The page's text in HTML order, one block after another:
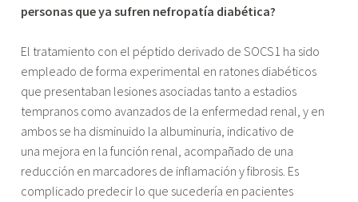
personas que ya sufren nefropatía diabética?
El tratamiento con el péptido derivado de SOCS1 ha sido
empleado de forma experimental en ratones diabéticos
que presentaban lesiones asociadas tanto a estadios
tempranos como avanzados de la enfermedad renal, y en
ambos se ha disminuido la albuminuria, indicativo de
una mejora en la función renal, acompañado de una
reducción en marcadores de inflamación y fibrosis. Es
complicado predecir lo que sucedería en pacientes